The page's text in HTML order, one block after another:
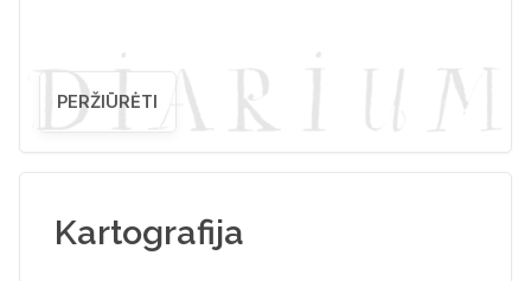
PERŽIŪRĖTI
Kartografija